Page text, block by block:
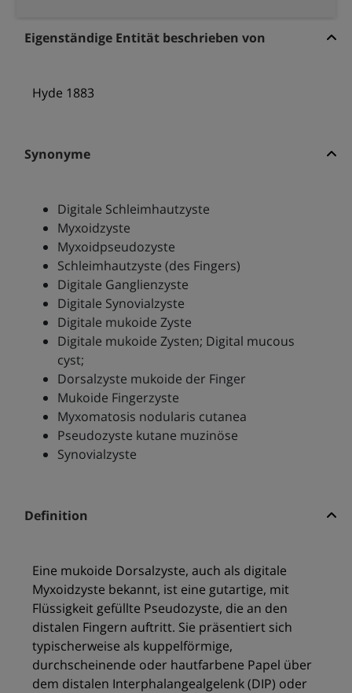
Eigenständige Entität beschrieben von
Hyde 1883
Synonyme
Digitale Schleimhautzyste
Myxoidzyste
Myxoidpseudozyste
Schleimhautzyste (des Fingers)
Digitale Ganglienzyste
Digitale Synovialzyste
Digitale mukoide Zyste
Digitale mukoide Zysten; Digital mucous
cyst;
Dorsalzyste mukoide der Finger
Mukoide Fingerzyste
Myxomatosis nodularis cutanea
Pseudozyste kutane muzinöse
Synovialzyste
Definition
Eine mukoide Dorsalzyste, auch als digitale
Myxoidzyste bekannt, ist eine gutartige, mit
Flüssigkeit gefüllte Pseudozyste, die an den
distalen Fingern auftritt. Sie präsentiert sich
typischerweise als kuppelförmige,
durchscheinende oder hautfarbene Papel über
dem distalen Interphalangealgelenk (DIP) oder